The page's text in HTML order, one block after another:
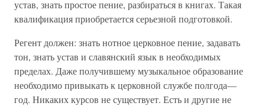
устав, знать простое пение, разбираться в книгах. Такая
квалификация приобретается серьезной подготовкой.
Регент должен: знать нотное церковное пение, задавать
тон, знать устав и славянский язык в необходимых
пределах. Даже получившему музыкальное образование
необходимо привыкать к церковной службе полгода—
год. Никаких курсов не существует. Есть и другие не